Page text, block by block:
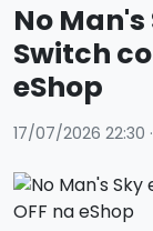
No
Switch
eShop
17/07/2026 22:30